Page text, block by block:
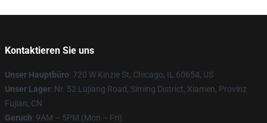
Kontaktieren Sie uns
Unser Hauptbüro: 720 W Kinzie St, Chicago, IL 60654, US
Unser Lager: Nr. 52 Lujiang Road, Siming District, Xiamen, Provinz
Fujian, CN
Geruch: 9AM – 5PM (Mon – Fri)